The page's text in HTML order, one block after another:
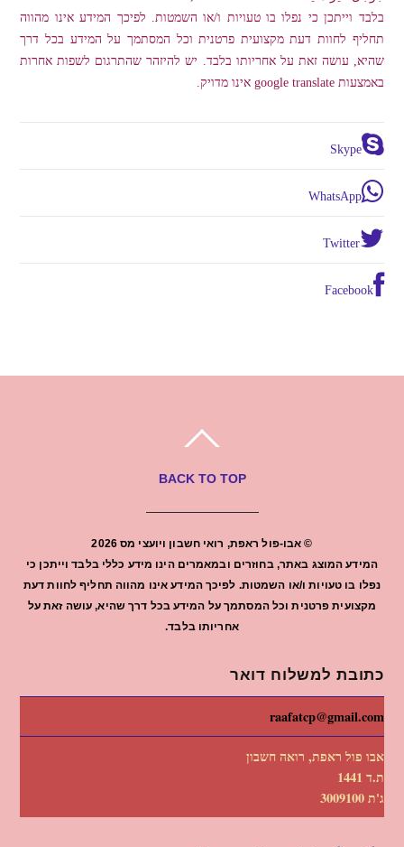
בלבד וייתכן כי נפלו בו טעויות ו/או השמטות. לפיכך המידע אינו מהווה
תחליף לחוות דעת מקצועית פרטנית וכל המסתמך על המידע בכל דרך
שהיא, עושה זאת על אחריותו בלבד. יש להיזהר שהתרגום לשפות אחרות
באמצעות google translate אינו מדויק.
Skype
WhatsApp
Twitter
Facebook
BACK TO TOP
© אבו-פול ראפת, רואי חשבון ויועצי מס2026
המידע המוצג באתר, בחוזרים ובמאמרים הינו מידע כללי בלבד וייתכן כי
נפלו בו טעויות ו/או השמטות. לפיכך המידע אינו מהווה תחליף לחוות דעת
מקצועית פרטנית וכל המסתמך על המידע בכל דרך שהיא, עושה זאת על
אחריותו בלבד.
כתובת למשלוח דואר
raafatcp@gmail.com
אבו פול ראפת, רואה חשבון
ת.ד 1441
ג'ת 3009100